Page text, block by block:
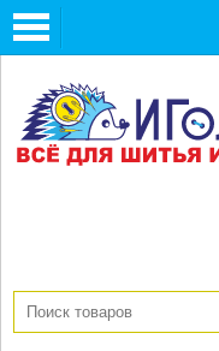
Toggle
navigation